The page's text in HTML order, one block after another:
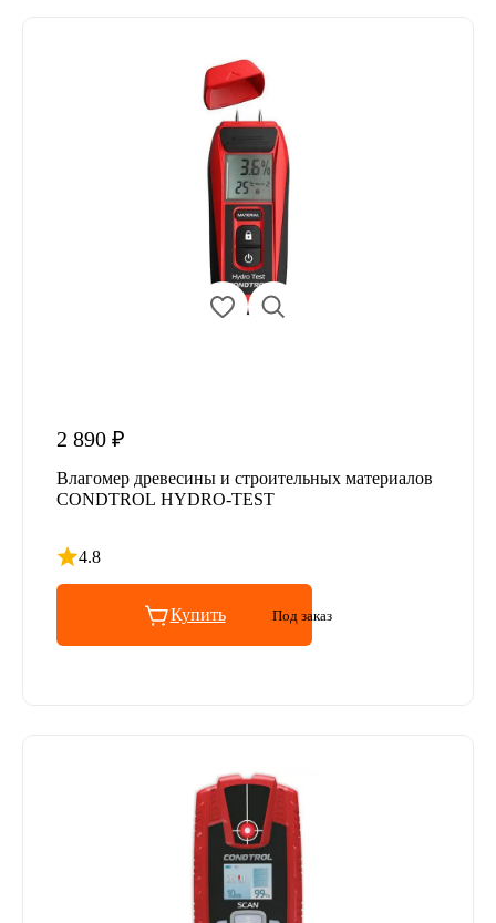
2 890 ₽
Влагомер древесины и строительных материалов
CONDTROL HYDRO-TEST
4.8
Рейтинг 4.8 из 5
Купить Под заказ